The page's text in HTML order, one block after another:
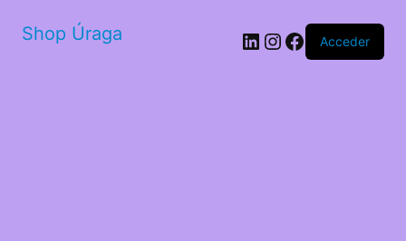
Shop Úraga LinkedIn
Instagram
Facebook
Acceder